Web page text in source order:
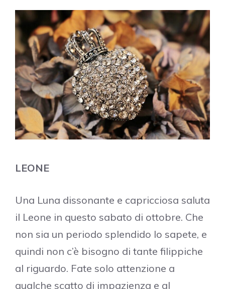
LEONE
Una Luna dissonante e capricciosa saluta
il Leone in questo sabato di ottobre. Che
non sia un periodo splendido lo sapete, e
quindi non c’è bisogno di tante filippiche
al riguardo. Fate solo attenzione a
qualche scatto di impazienza e al